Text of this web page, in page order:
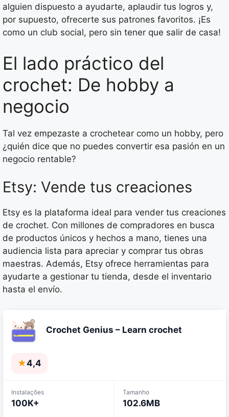
alguien dispuesto a ayudarte, aplaudir tus logros y,
por supuesto, ofrecerte sus patrones favoritos. ¡Es
como un club social, pero sin tener que salir de casa!
El lado práctico del
crochet: De hobby a
negocio
Tal vez empezaste a crochetear como un hobby, pero
¿quién dice que no puedes convertir esa pasión en un
negocio rentable?
Etsy: Vende tus creaciones
Etsy es la plataforma ideal para vender tus creaciones
de crochet. Con millones de compradores en busca
de productos únicos y hechos a mano, tienes una
audiencia lista para apreciar y comprar tus obras
maestras. Además, Etsy ofrece herramientas para
ayudarte a gestionar tu tienda, desde el inventario
hasta el envío.
Crochet Genius – Learn crochet
★4,4
Instalações
100K+
Tamanho
102.6MB